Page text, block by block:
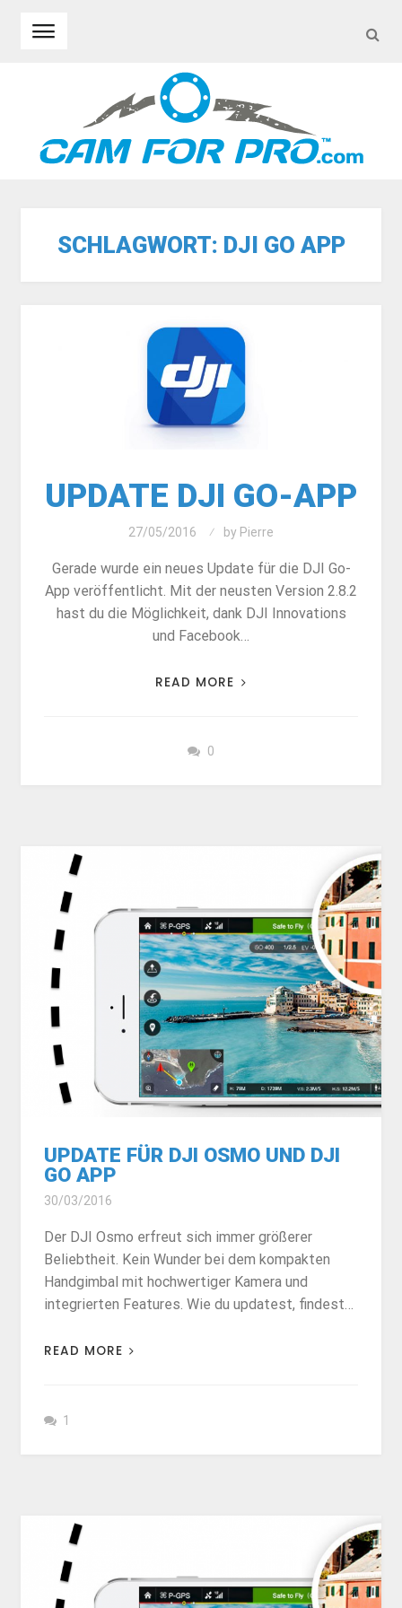
SCHLAGWORT: DJI GO APP
UPDATE DJI GO-APP
27/05/2016 by Pierre
Gerade wurde ein neues Update für die DJI Go-
App veröffentlicht. Mit der neusten Version 2.8.2
hast du die Möglichkeit, dank DJI Innovations
und Facebook…
READ MORE
0
UPDATE FÜR DJI OSMO UND DJI
GO APP
30/03/2016
Der DJI Osmo erfreut sich immer größerer
Beliebtheit. Kein Wunder bei dem kompakten
Handgimbal mit hochwertiger Kamera und
integrierten Features. Wie du updatest, findest…
READ MORE
1